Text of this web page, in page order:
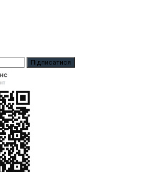
Підписатися